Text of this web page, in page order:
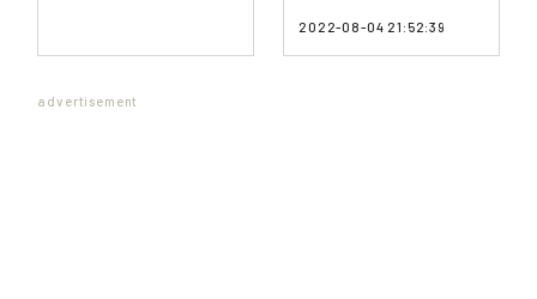
2022-08-04 21:52:39
advertisement